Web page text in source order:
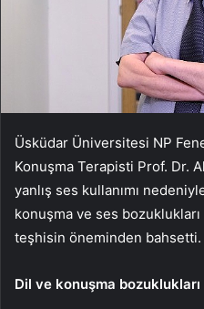
Üsküdar Üniversitesi NP
Konuşma Terapisti Prof. Dr.
yanlış ses kullanımı
konuşma ve ses
teşhisin öneminden bahsetti.
Dil ve konuşma